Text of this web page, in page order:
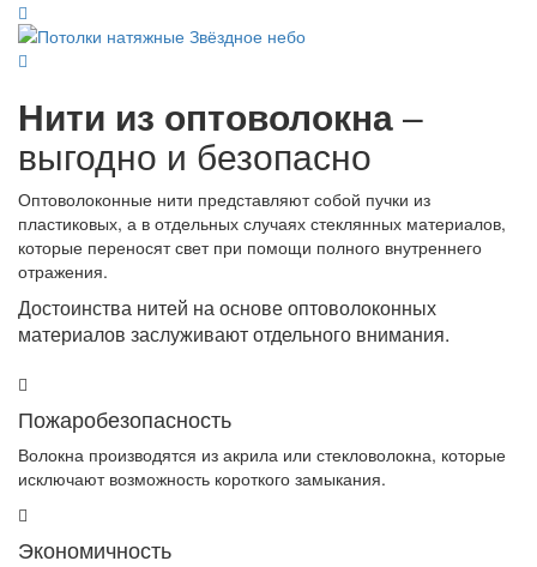
Нити из оптоволокна–
выгодно и безопасно
Оптоволоконные нити представляют собой пучки из
пластиковых, а в отдельных случаях стеклянных материалов,
которые переносят свет при помощи полного внутреннего
отражения.
Достоинства нитей на основе оптоволоконных
материалов заслуживают отдельного внимания.
Пожаробезопасность
Волокна производятся из акрила или стекловолокна, которые
исключают возможность короткого замыкания.
Экономичность